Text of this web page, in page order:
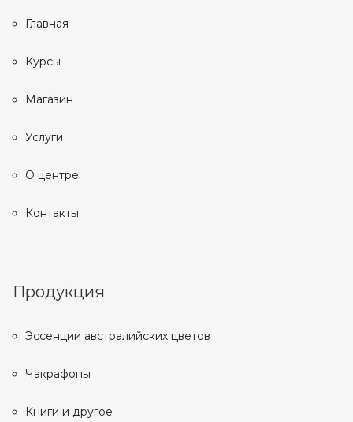
Главная
Курсы
Магазин
Услуги
О центре
Контакты
Продукция
Эссенции австралийских цветов
Чакрафоны
Книги и другое